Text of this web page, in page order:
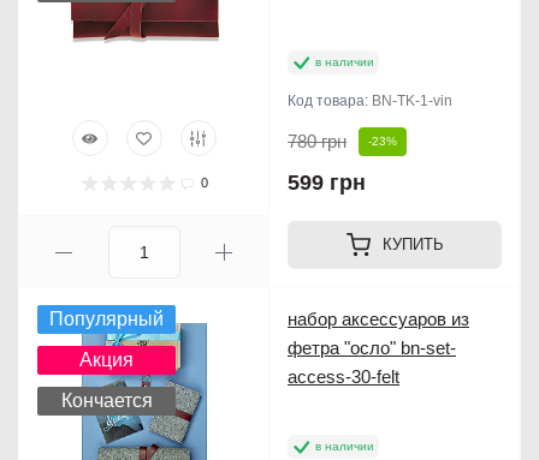
0
в наличии
Код товара: BN-TK-1-vin
780 грн -23%
599 грн
КУПИТЬ
Популярный
Акция
Кончается
набор аксессуаров из
фетра "осло" bn-set-
access-30-felt
в наличии